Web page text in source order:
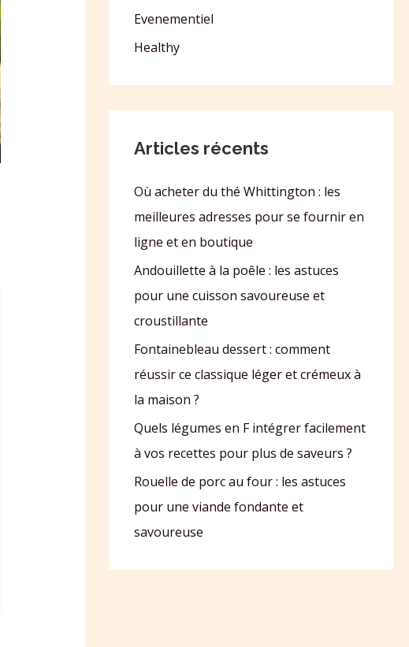
Evenementiel
Healthy
Articles récents
Où acheter du thé Whittington : les
meilleures adresses pour se fournir en
ligne et en boutique
Andouillette à la poêle : les astuces
pour une cuisson savoureuse et
croustillante
Fontainebleau dessert : comment
réussir ce classique léger et crémeux à
la maison ?
Quels légumes en F intégrer facilement
à vos recettes pour plus de saveurs ?
Rouelle de porc au four : les astuces
pour une viande fondante et
savoureuse